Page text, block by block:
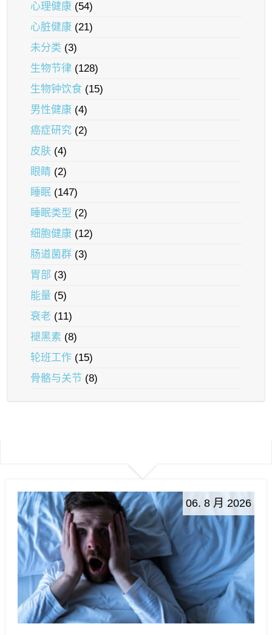
心理健康 (54)
心脏健康 (21)
未分类 (3)
生物节律 (128)
生物钟饮食 (15)
男性健康 (4)
癌症研究 (2)
皮肤 (4)
眼睛 (2)
睡眠 (147)
睡眠类型 (2)
细胞健康 (12)
肠道菌群 (3)
胃部 (3)
能量 (5)
衰老 (11)
褪黑素 (8)
轮班工作 (15)
骨骼与关节 (8)
06. 8 月 2026